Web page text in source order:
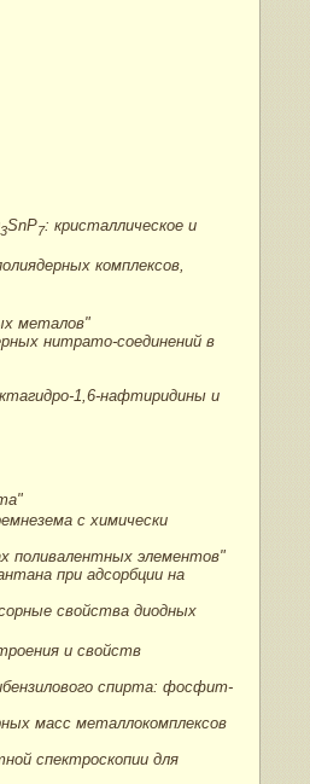
3SnP7: кристаллическое и
комплексов,
металов"
нитрато-соединений в
1,6-нафтиридины и
с химически
поливалентных элементов"
при адсорбции на
свойства диодных
и свойств
спирта: фосфит-
масс металлокомплексов
спектроскопии для